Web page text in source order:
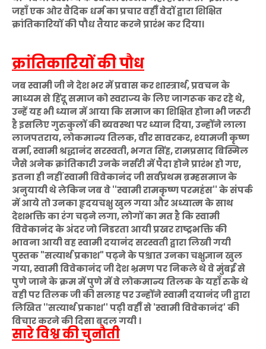
जहाँ एक ओर वैदिक धर्म का प्रचार वहीँ वेदों द्वारा शिक्षित
क्रांतिकारियों की पौध तैयार करने प्रारंभ कर दिया।
क्रांतिकारियों की पौध
जब स्वामी जी ने देश भर में प्रवास कर शास्त्रार्थ, प्रवचन के
माध्यम से हिंदू समाज को स्वराज्य के लिए जागरूक कर रहे थे,
उन्हें यह भी ध्यान में आया कि समाज का शिक्षित होना भी जरूरी
है इसलिए गुरुकुलों की ब्यवस्था पर ध्यान दिया, उन्होंने लाला
लाजपतराय, लोकमान्य तिलक, वीर सावरकर, श्यामजी कृष्ण
वर्मा, स्वामी श्रद्धानंद सरस्वती, भगत सिंह, रामप्रसाद बिस्मिल
जैसे अनेक क्रांतिकारी उनके नर्सरी में पैदा होने प्रारंभ हो गए,
इतना ही नहीं स्वामी विवेकानंद जी सर्वप्रथम ब्रम्हसमाज के
अनुयायी थे लेकिन जब वे ''स्वामी रामकृष्ण परमहंस'' के संपर्क
में आये तो उनका हृदयचक्षु खुल गया और अध्यात्म के साथ
देशभक्ति का रंग चढ़ने लगा, लोगों का मत है कि स्वामी
विवेकानंद के अंदर जो निडरता आयी प्रखर राष्ट्रभक्ति की
भावना आयी वह स्वामी दयानंद सरस्वती द्वारा लिखी गयी
पुस्तक "सत्यार्थ प्रकाश" पढ़ने के पश्चात उनका चक्षुज्ञान खुल
गया, स्वामी विवेकानंद जी देश भ्रमण पर निकले थे वे मुंबई से
पुणे जाने के क्रम में पुणे में वे लोकमान्य तिलक के यहाँ रुके थे
वही पर तिलक जी की सलाह पर उन्होंने स्वामी दयानंद जी द्वारा
लिखित ''सत्यार्थ प्रकाश'' पढ़ी वहीँ से 'स्वामी विवेकानंद' की
विचार करने की दिसा बदल गयी ।
सारे विश्व की चुनौती